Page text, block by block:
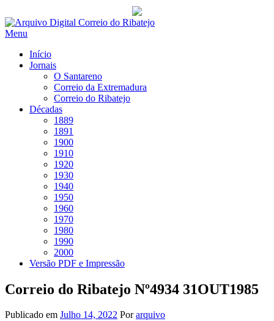
Saltar
para
Menu
Início
Jornais
O Santareno
Correio da Extremadura
Correio do Ribatejo
Décadas
1889
1891
1900
1910
1920
1930
1940
1950
1960
1970
1980
1990
2000
Versão PDF e Impressão
Correio do Ribatejo Nº4934 31OUT1985
Publicado em Julho 14, 2022 Porarquivo